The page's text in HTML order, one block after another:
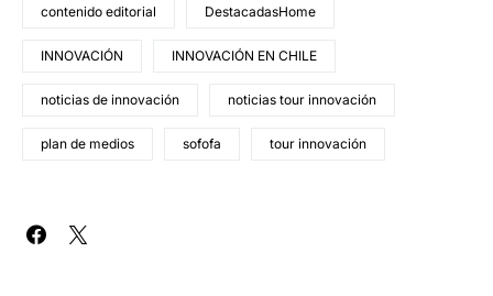
contenido editorial DestacadasHome
INNOVACIÓN INNOVACIÓN EN CHILE
noticias de innovación noticias tour innovación
plan de medios sofofa tour innovación